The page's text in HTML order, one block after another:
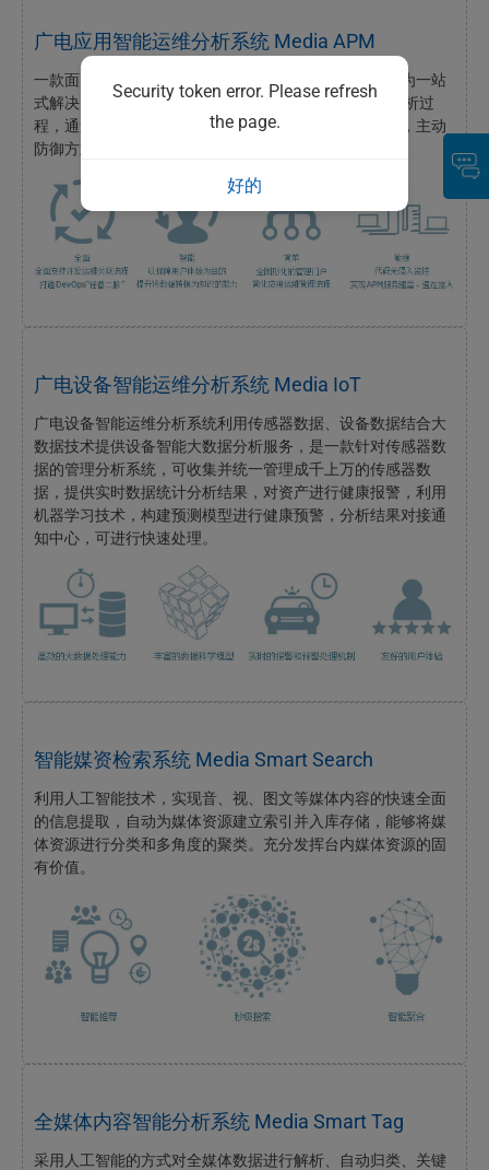
广电应用智能运维分析系统 Media APM
一款面向未来的应用性能管理系统产品，该系统致力于为一站
式解决电视台应用性能管理问题。 简化应用性能管理分析过
程，通过将传统被动风险告警、处理方式变为智能分析，主动
防御方式来预测规避风险，保障各类应用性能。
广电设备智能运维分析系统 Media IoT
广电设备智能运维分析系统利用传感器数据、设备数据结合大
数据技术提供设备智能大数据分析服务，是一款针对传感器数
据的管理分析系统，可收集并统一管理成千上万的传感器数
据，提供实时数据统计分析结果，对资产进行健康报警，利用
机器学习技术，构建预测模型进行健康预警，分析结果对接通
知中心，可进行快速处理。
智能媒资检索系统 Media Smart Search
利用人工智能技术，实现音、视、图文等媒体内容的快速全面
的信息提取，自动为媒体资源建立索引并入库存储，能够将媒
体资源进行分类和多角度的聚类。充分发挥台内媒体资源的固
有价值。
全媒体内容智能分析系统 Media Smart Tag
采用人工智能的方式对全媒体数据进行解析、自动归类、关键
Security token error. Please refresh
the page.
好的